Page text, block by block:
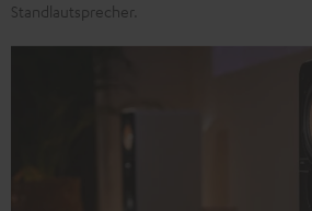
Standlautsprecher.